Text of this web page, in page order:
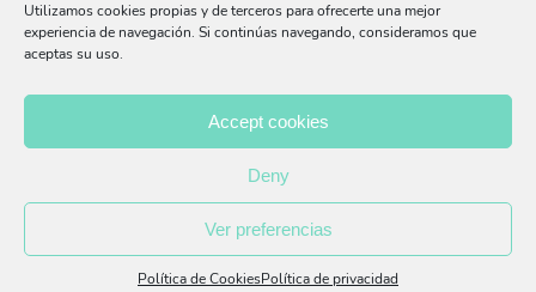
Utilizamos cookies propias y de terceros para ofrecerte una mejor
experiencia de navegación. Si continúas navegando, consideramos que
aceptas su uso.
Accept cookies
Deny
Ver preferencias
Política de CookiesPolítica de privacidad
Aviso Legal
Política Privacidad
Política Cookies